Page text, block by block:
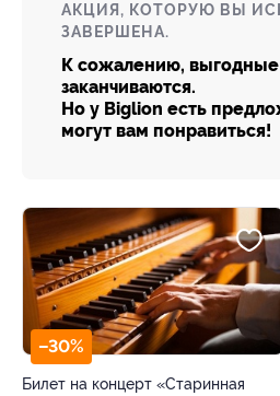
АКЦИЯ, КОТОРУЮ ВЫ
ЗАВЕРШЕНА.
К сожалению,
заканчиваются.
Но у Biglion есть
могут вам понравиться!
–30%
Билет на концерт «Старинная